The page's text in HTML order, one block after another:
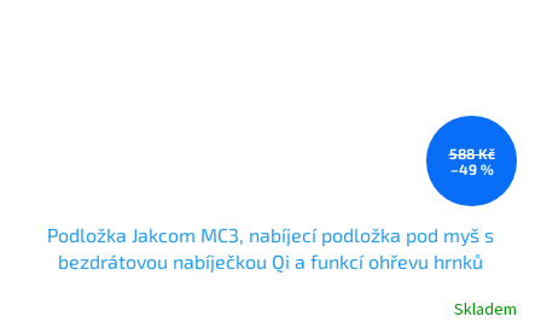
588 Kč
–49 %
Podložka Jakcom MC3, nabíjecí podložka pod myš s
bezdrátovou nabíječkou Qi a funkcí ohřevu hrnků
Skladem